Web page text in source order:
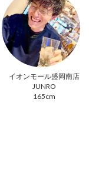
イオンモール盛岡南店
JUNRO
165cm